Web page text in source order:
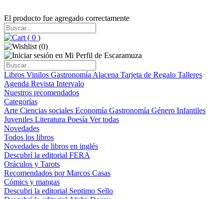
El producto fue agregado correctamente
( 0 )
(0)
Libros Vinilos Gastronomía Alacena Tarjeta de Regalo Talleres
Agenda Revista Intervalo
Nuestros recomendados
Categorías
Arte Ciencias sociales Economía Gastronomía Género Infantiles
Juveniles Literatura Poesía Ver todas
Novedades
Todos los libros
Novedades de libros en inglés
Descubrí la editorial FERA
Oráculos y Tarots
Recomendados por Marcos Casas
Cómics y mangas
Descubri la editorial Septimo Sello